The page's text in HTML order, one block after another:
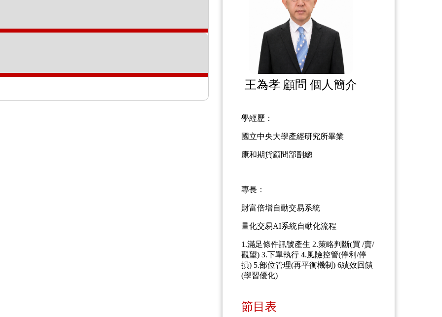
王為孝 顧問 個人簡介
學經歷：
國立中央大學產經研究所畢業
康和期貨顧問部副總
專長：
財富倍增自動交易系統
量化交易AI系統自動化流程
1.滿足條件訊號產生 2.策略判斷(買 /賣/
觀望) 3.下單執行 4.風險控管(停利/停
損) 5.部位管理(再平衡機制) 6績效回饋
(學習優化)
節目表